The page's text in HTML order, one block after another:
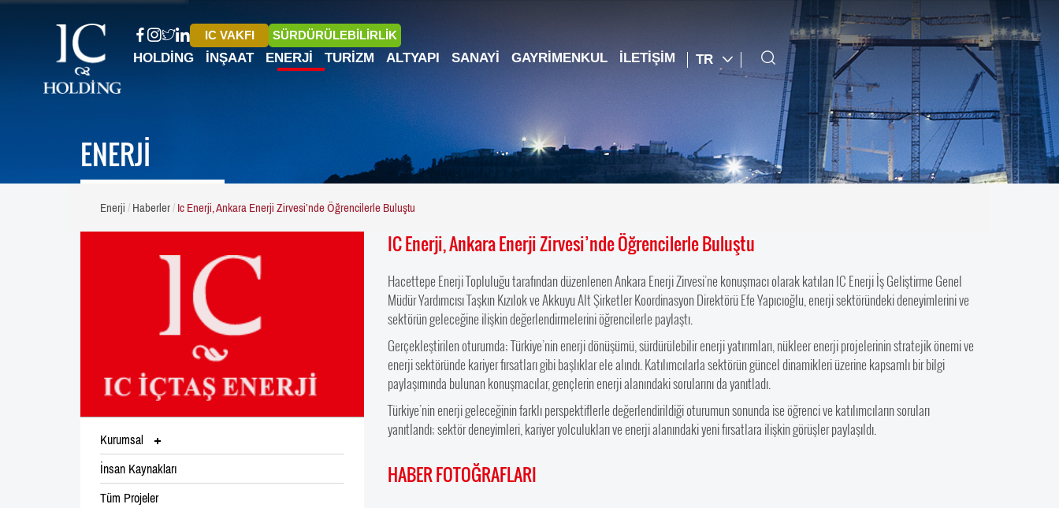
IC VAKFI SÜRDÜRÜLEBİLİRLİK
HOLDING İNŞAAT ENERJI TURIZM ALTYAPI SANAYI GAYRIMENKUL İLETIŞIM TR
ENERJİ
Enerji Haberler Ic Enerji, Ankara Enerji Zirvesi’nde Öğrencilerle Buluştu
Kurumsal
İnsan Kaynakları
Tüm Projeler
IC Enerji, Ankara Enerji Zirvesi’nde Öğrencilerle Buluştu
Hacettepe Enerji Topluluğu tarafından düzenlenen Ankara Enerji Zirvesi’ne konuşmacı olarak katılan IC Enerji İş Geliştirme Genel
Müdür Yardımcısı Taşkın Kızılok ve Akkuyu Alt Şirketler Koordinasyon Direktörü Efe Yapıcıoğlu, enerji sektöründeki deneyimlerini ve
sektörün geleceğine ilişkin değerlendirmelerini öğrencilerle paylaştı.
Gerçekleştirilen oturumda; Türkiye’nin enerji dönüşümü, sürdürülebilir enerji yatırımları, nükleer enerji projelerinin stratejik önemi ve
enerji sektöründe kariyer fırsatları gibi başlıklar ele alındı. Katılımcılarla sektörün güncel dinamikleri üzerine kapsamlı bir bilgi
paylaşımında bulunan konuşmacılar, gençlerin enerji alanındaki sorularını da yanıtladı.
Türkiye’nin enerji geleceğinin farklı perspektiflerle değerlendirildiği oturumun sonunda ise öğrenci ve katılımcıların soruları
yanıtlandı; sektör deneyimleri, kariyer yolculukları ve enerji alanındaki yeni fırsatlara ilişkin görüşler paylaşıldı.
HABER FOTOĞRAFLARI